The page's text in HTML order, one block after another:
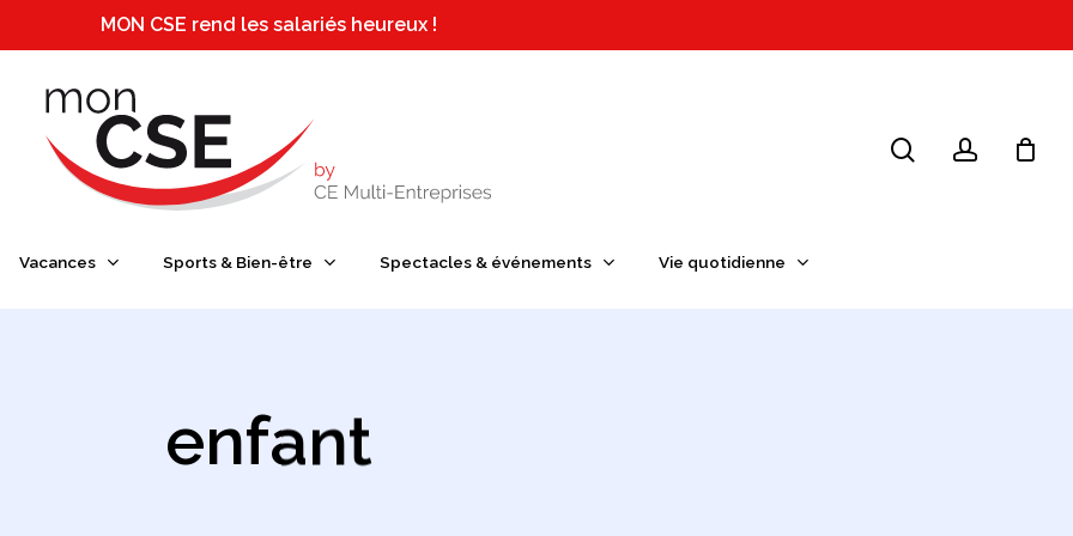
MON CSE rend les salariés heureux !
ou ESC pour fermer
Vacances Sports & Bien-être Spectacles & événements Vie quotidienne
enfant